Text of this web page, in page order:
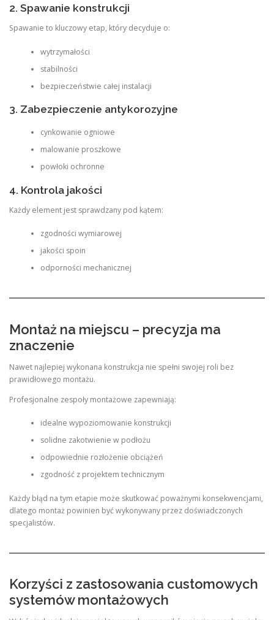
2. Spawanie konstrukcji
Spawanie to kluczowy etap, który decyduje o:
wytrzymałości
stabilności
bezpieczeństwie całej instalacji
3. Zabezpieczenie antykorozyjne
cynkowanie ogniowe
malowanie proszkowe
powłoki ochronne
4. Kontrola jakości
Każdy element jest sprawdzany pod kątem:
zgodności wymiarowej
jakości spoin
odporności mechanicznej
Montaż na miejscu – precyzja ma
znaczenie
Nawet najlepiej wykonana konstrukcja nie spełni swojej roli bez
prawidłowego montażu.
Profesjonalne zespoły montażowe zapewniają:
idealne wypoziomowanie konstrukcji
solidne zakotwienie w podłożu
odpowiednie rozłożenie obciążeń
zgodność z projektem technicznym
Każdy błąd na tym etapie może skutkować poważnymi konsekwencjami,
dlatego montaż powinien być wykonywany przez doświadczonych
specjalistów.
Korzyści z zastosowania customowych
systemów montażowych